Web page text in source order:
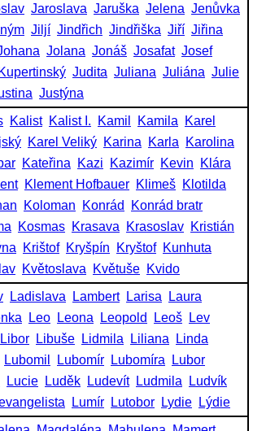
Jaroslava Jaruška Jelena Jenůvka
Jiljí Jindřich Jindřiška Jiří Jiřina
Jolana Jonáš Josafat Josef
Judita Juliana Juliána Julie
Justýna
Kalist Kalist I. Kamil Kamila
Karel
Karel Veliký Karina Karla
Karolina
Kateřina Kazi Kazimír Kevin
Klára
Klement Hofbauer Klimeš Klotilda
Koloman Konrád
Konrád bratr
Kosmas Krasava Krasoslav Kristián
Krištof Kryšpín Kryštof Kunhuta
Květoslava Květuše Kvido
Ladislava Lambert Larisa
Laura
Leo Leona Leopold Leoš
Lev
Libor Libuše Lidmila Liliana
Linda
Lubomil Lubomír Lubomíra
Lubor
Lucie Luděk Ludevít Ludmila
Ludvík
Lumír Lutobor Lydie
Lýdie